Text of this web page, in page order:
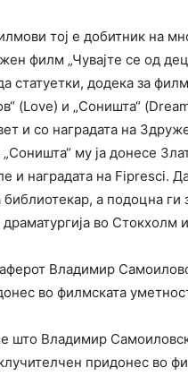
тој е добитник на
филм „Чувајте се од
статуетки, додека за
(Love) и „Соништа“
и со наградата на
му ја донесе
и наградата на Fipresci.
библиотекар, а подоцна
во Стокхолм
Владимир
во филмската
што Владимир
придонес во